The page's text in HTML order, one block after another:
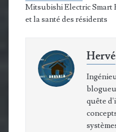
Mitsubishi Electric Smart
et la santé des résidents
Hervé
quête